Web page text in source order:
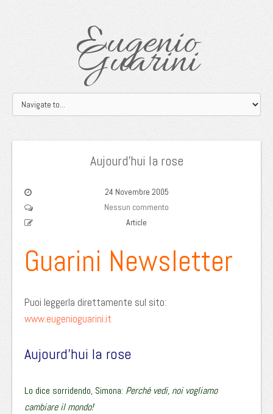
Eugenio
Guarini
Aujourd’hui la rose
24 Novembre 2005
Nessun commento
Article
Guarini Newsletter
Puoi leggerla direttamente sul sito:
www.eugenioguarini.it
Aujourd’hui la rose
Lo dice sorridendo, Simona: Perché vedi, noi vogliamo
cambiare il mondo!